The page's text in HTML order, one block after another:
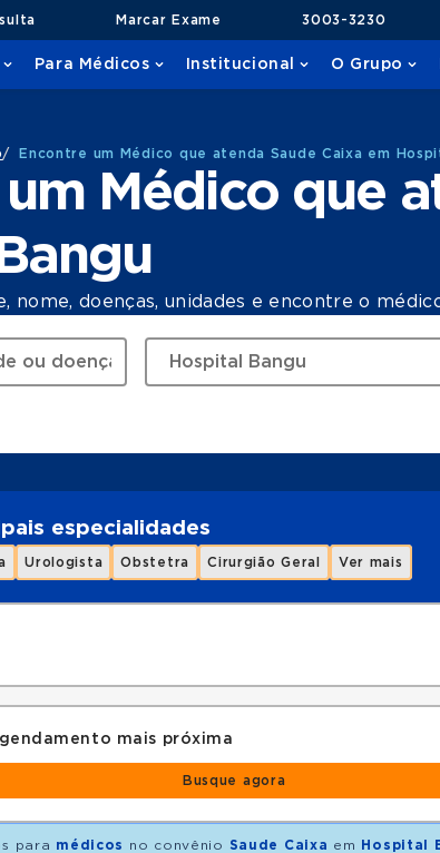
Marcar Exame 3003-3230
Para Médicos Institucional O Grupo
/ Encontre um Médico que atenda Saude Caixa em
Médico que
nome, doenças, unidades e encontre o
especialidades
Urologista Obstetra Cirurgião Geral Ver mais
mais próxima
Busque agora
para médicos no convênio Saude Caixa em Hospital